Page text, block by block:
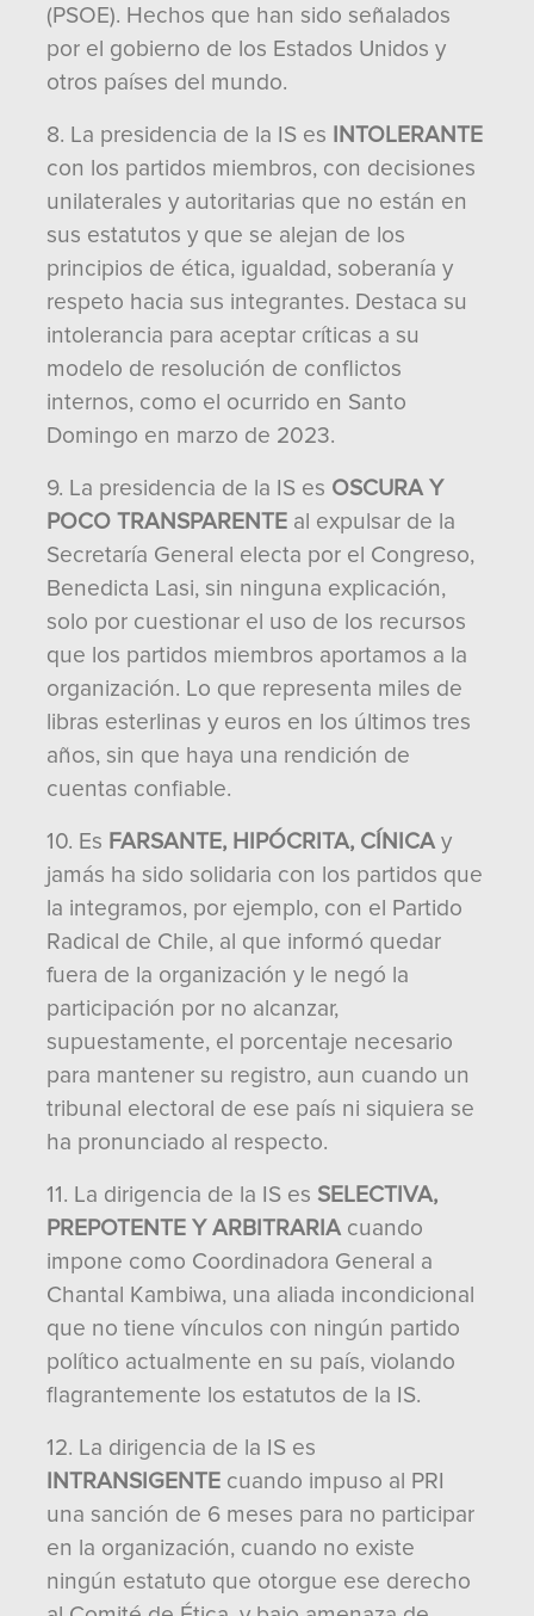
(PSOE). Hechos que han sido señalados
por el gobierno de los Estados Unidos y
otros países del mundo.
8. La presidencia de la IS es INTOLERANTE
con los partidos miembros, con decisiones
unilaterales y autoritarias que no están en
sus estatutos y que se alejan de los
principios de ética, igualdad, soberanía y
respeto hacia sus integrantes. Destaca su
intolerancia para aceptar críticas a su
modelo de resolución de conflictos
internos, como el ocurrido en Santo
Domingo en marzo de 2023.
9. La presidencia de la IS es OSCURA Y
POCO TRANSPARENTE al expulsar de la
Secretaría General electa por el Congreso,
Benedicta Lasi, sin ninguna explicación,
solo por cuestionar el uso de los recursos
que los partidos miembros aportamos a la
organización. Lo que representa miles de
libras esterlinas y euros en los últimos tres
años, sin que haya una rendición de
cuentas confiable.
10. Es FARSANTE, HIPÓCRITA, CÍNICAy
jamás ha sido solidaria con los partidos que
la integramos, por ejemplo, con el Partido
Radical de Chile, al que informó quedar
fuera de la organización y le negó la
participación por no alcanzar,
supuestamente, el porcentaje necesario
para mantener su registro, aun cuando un
tribunal electoral de ese país ni siquiera se
ha pronunciado al respecto.
11. La dirigencia de la IS es SELECTIVA,
PREPOTENTE Y ARBITRARIAcuando
impone como Coordinadora General a
Chantal Kambiwa, una aliada incondicional
que no tiene vínculos con ningún partido
político actualmente en su país, violando
flagrantemente los estatutos de la IS.
12. La dirigencia de la IS es
INTRANSIGENTE cuando impuso al PRI
una sanción de 6 meses para no participar
en la organización, cuando no existe
ningún estatuto que otorgue ese derecho